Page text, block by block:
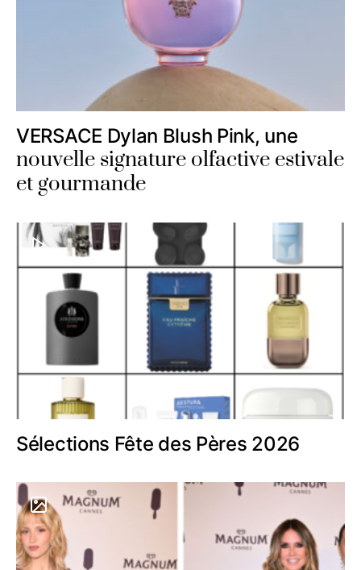
VERSACE Dylan Blush Pink, une
nouvelle signature olfactive estivale
et gourmande
Sélections Fête des Pères 2026